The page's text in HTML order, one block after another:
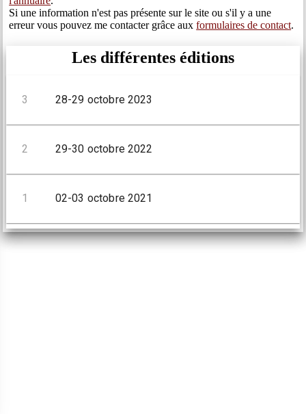
Si une information n'est pas présente sur le site ou s'il y a une
erreur vous pouvez me contacter grâce auxformulaires de contact.
Les différentes éditions
3 28-29 octobre 2023
2 29-30 octobre 2022
1 02-03 octobre 2021